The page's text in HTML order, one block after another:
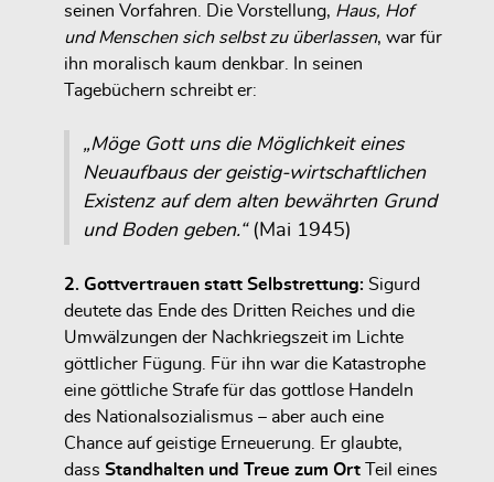
seinen Vorfahren. Die Vorstellung, Haus, Hof
und Menschen sich selbst zu überlassen, war für
ihn moralisch kaum denkbar. In seinen
Tagebüchern schreibt er:
„Möge Gott uns die Möglichkeit eines
Neuaufbaus der geistig-wirtschaftlichen
Existenz auf dem alten bewährten Grund
und Boden geben.“(Mai 1945)
2. Gottvertrauen statt Selbstrettung: Sigurd
deutete das Ende des Dritten Reiches und die
Umwälzungen der Nachkriegszeit im Lichte
göttlicher Fügung. Für ihn war die Katastrophe
eine göttliche Strafe für das gottlose Handeln
des Nationalsozialismus – aber auch eine
Chance auf geistige Erneuerung. Er glaubte,
dass Standhalten und Treue zum Ort Teil eines